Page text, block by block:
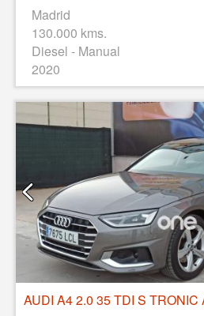
Madrid
130.000 kms.
Diesel - Manual
2020